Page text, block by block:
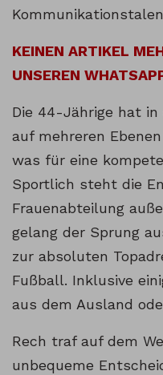
KEINEN ARTIKEL
UNSEREN
Die 44-Jährige hat in
auf mehreren
was für eine
Sportlich steht die
Frauenabteilung
gelang der Sprung
zur absoluten
Fußball. Inklusive
aus dem Ausland
Rech traf auf dem
unbequeme